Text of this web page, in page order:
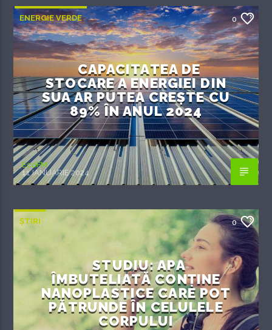
ENERGIE VERDE 0
CAPACITATEA DE
STOCARE A ENERGIEI DIN
SUA AR PUTEA CREȘTE CU
89% ÎN ANUL 2024
EcoFM
11 IANUARIE 2024
ȘTIRI 0
STUDIU: APA
ÎMBUTELIATĂ CONȚINE
NANOPLASTICE CARE POT
PĂTRUNDE ÎN CELULELE
CORPULUI